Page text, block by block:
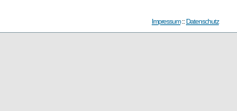
Impressum::Datenschutz